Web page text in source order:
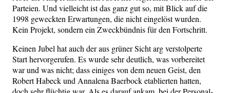
Par­tei­en. Und viel­leicht ist das ganz gut so, mit Blick auf die
1998 geweck­ten Erwar­tun­gen, die nicht ein­ge­löst wur­den.
Kein Pro­jekt, son­dern ein Zweck­bünd­nis für den Fortschritt.
Kei­nen Jubel hat auch der aus grü­ner Sicht arg ver­stol­per­te
Start her­vor­ge­ru­fen. Es wur­de sehr deut­lich, was vor­be­rei­tet
war und was nicht; dass eini­ges von dem neu­en Geist, den
Robert Habeck und Anna­le­na Baer­bock eta­blier­ten hat­ten,